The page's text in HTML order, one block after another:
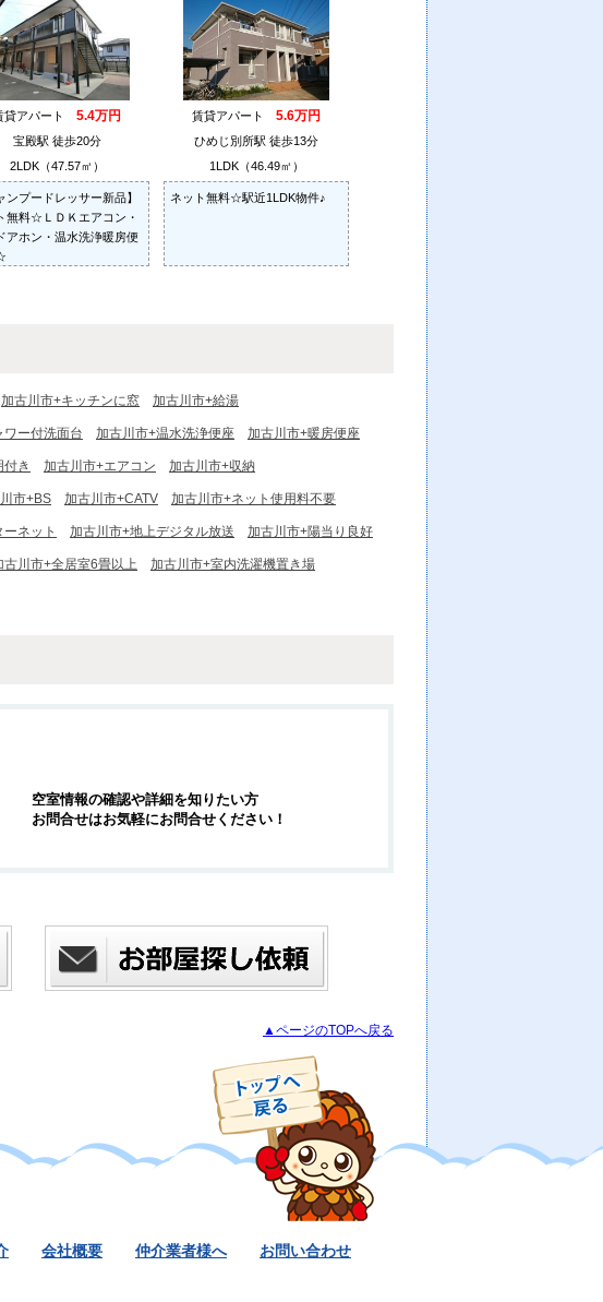
貸アパート 5.4万円
宝殿駅 徒歩20分
2LDK（47.57㎡）
ンプードレッサー新品】
無料☆ＬＤＫエアコン・
アホン・温水洗浄暖房便
賃貸アパート 5.6万円
ひめじ別所駅 徒歩13分
1LDK（46.49㎡）
ネット無料☆駅近1LDK物件♪
加古川市+キッチンに窓 加古川市+給湯
ー付洗面台 加古川市+温水洗浄便座 加古川市+暖房便座
付き 加古川市+エアコン 加古川市+収納
市+BS 加古川市+CATV 加古川市+ネット使用料不要
ネット 加古川市+地上デジタル放送 加古川市+陽当り良好
古川市+全居室6畳以上 加古川市+室内洗濯機置き場
空室情報の確認や詳細を知りたい方
お問合せはお気軽にお問合せください！
▲ページのTOPへ戻る
会社概要 仲介業者様へ お問い合わせ